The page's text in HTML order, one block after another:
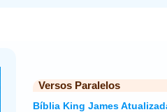
Versos Paralelos
Bíblia King James